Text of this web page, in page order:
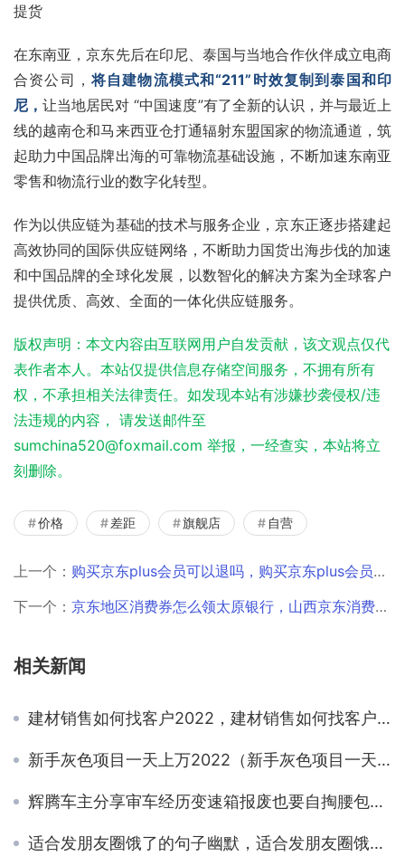
提货
在东南亚，京东先后在印尼、泰国与当地合作伙伴成立电商
合资公司，将自建物流模式和“211”时效复制到泰国和印
尼，让当地居民对 “中国速度”有了全新的认识，并与最近上
线的越南仓和马来西亚仓打通辐射东盟国家的物流通道，筑
起助力中国品牌出海的可靠物流基础设施，不断加速东南亚
零售和物流行业的数字化转型。
作为以供应链为基础的技术与服务企业，京东正逐步搭建起
高效协同的国际供应链网络，不断助力国货出海步伐的加速
和中国品牌的全球化发展，以数智化的解决方案为全球客户
提供优质、高效、全面的一体化供应链服务。
版权声明：本文内容由互联网用户自发贡献，该文观点仅代
表作者本人。本站仅提供信息存储空间服务，不拥有所有
权，不承担相关法律责任。如发现本站有涉嫌抄袭侵权/违
法违规的内容， 请发送邮件至
sumchina520@foxmail.com 举报，一经查实，本站将立
刻删除。
价格 差距 旗舰店 自营
上一个： 购买京东plus会员可以退吗，购买京东plus会员可以退吗安全吗？
下一个： 京东地区消费券怎么领太原银行，山西京东消费券？
相关新闻
建材销售如何找客户2022，建材销售如何找客户软件？
新手灰色项目一天上万2022（新手灰色项目一天上万简单）
辉腾车主分享审车经历变速箱报废也要自掏腰包，建议取消或调整
适合发朋友圈饿了的句子幽默，适合发朋友圈饿了的句子幽默图片？